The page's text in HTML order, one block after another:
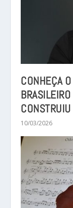
CONHEÇA
10/03/2026